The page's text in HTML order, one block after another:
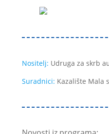
Nositelj: Udruga za skrb
Suradnici: Kazalište Mala